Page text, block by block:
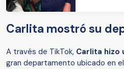
Carlita mostró su
A través de TikTok, Carlita hizo
gran departamento ubicado en